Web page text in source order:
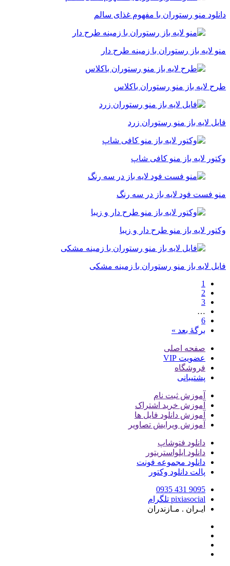
دانلود منو رستوران با مفهوم غذای سالم
منو لایه باز رستوران با زمینه طرح دار
طرح لایه باز منو رستوران باکلاس
فایل لایه باز منو رستوران زرد
وکتور لایه باز منو کافی شاپ
منو فست فود لایه باز در سه رنگ
وکتور لایه باز منو طرح دار و زیبا
فایل لایه باز منو رستوران با زمینه مشکی
1
2
3
…
6
برگهٔ بعد »
صفحه اصلی
عضویت VIP
فروشگاه
پشتیبانی
آموزش ثبت نام
آموزش خرید اشتراک
آموزش دانلود فایل ها
آموزش ویرایش تصاویر
دانلود فتوشاپ
دانلود ایلواستریتور
دانلود مجموعه فونت
پالت دانلود وکتور
9095 431 0935
pixiasocial تلگرام
ایـران . مـازندران